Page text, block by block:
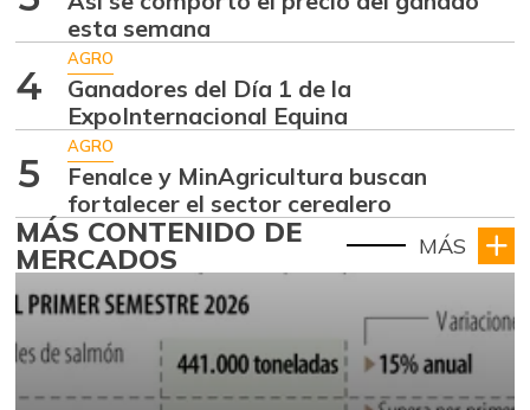
esta semana
4
AGRO
Ganadores del Día 1 de la
ExpoInternacional Equina
5
AGRO
Fenalce y MinAgricultura buscan
fortalecer el sector cerealero
MÁS CONTENIDO DE
MERCADOS MÁS